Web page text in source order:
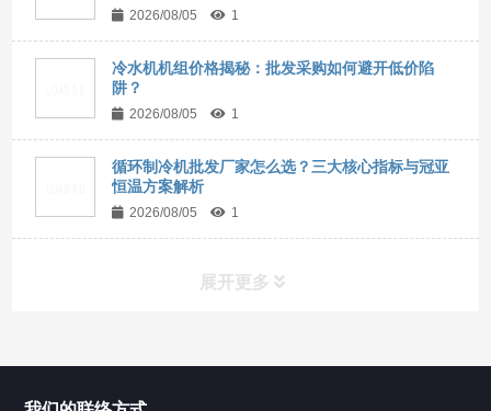
2026/08/05 1
冷水机机组价格揭秘：批发采购如何避开低价陷
阱？
2026/08/05 1
循环制冷机批发厂家怎么选？三大核心指标与冠亚
恒温方案解析
2026/08/05 1
展开更多